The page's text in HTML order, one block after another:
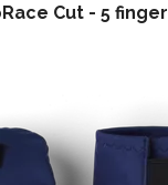
Cut - 5 finger